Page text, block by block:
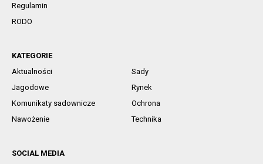
Regulamin
RODO
KATEGORIE
Aktualności
Sady
Jagodowe
Rynek
Komunikaty sadownicze
Ochrona
Nawożenie
Technika
SOCIAL MEDIA